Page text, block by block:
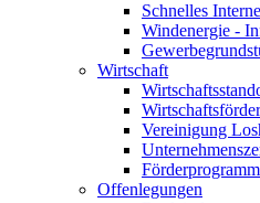
Schnelles
Windenergie -
Wirtschaft
Vereinigung
Offenlegungen